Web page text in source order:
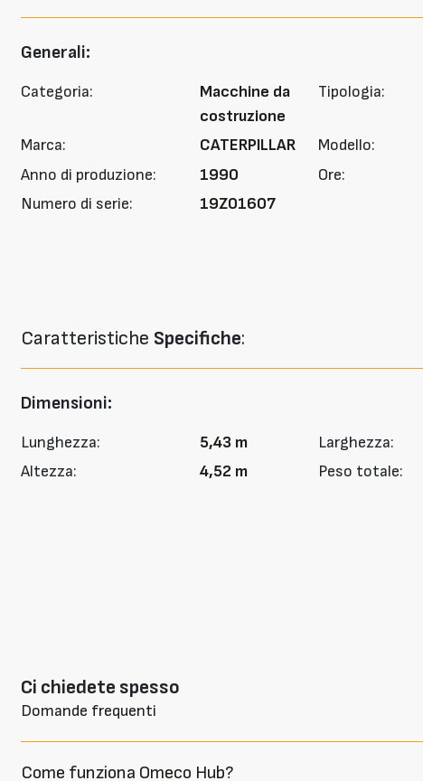
Generali:
Categoria:
Macchine da
costruzione
Tipologia:
Marca:
CATERPILLAR Modello:
Anno di produzione:
1990 Ore:
Numero di serie:
19Z01607
Caratteristiche Specifiche:
Dimensioni:
Lunghezza: 5,43 m Larghezza:
Altezza:
4,52 m Peso totale:
Ci chiedete spesso
Domande frequenti
Come funziona Omeco Hub?